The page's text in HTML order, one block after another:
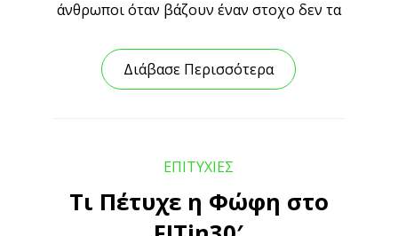
άνθρωποι όταν βάζουν έναν στοχο δεν τα
Διάβασε Περισσότερα
ΕΠΙΤΥΧΙΕΣ
Τι Πέτυχε η Φώφη στο